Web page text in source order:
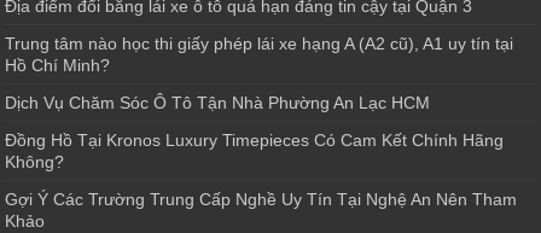
Địa điểm đổi bằng lái xe ô tô quá hạn đáng tin cậy tại Quận 3
Trung tâm nào học thi giấy phép lái xe hạng A (A2 cũ), A1 uy tín tại
Hồ Chí Minh?
Dịch Vụ Chăm Sóc Ô Tô Tận Nhà Phường An Lạc HCM
Đồng Hồ Tại Kronos Luxury Timepieces Có Cam Kết Chính Hãng
Không?
Gợi Ý Các Trường Trung Cấp Nghề Uy Tín Tại Nghệ An Nên Tham
Khảo